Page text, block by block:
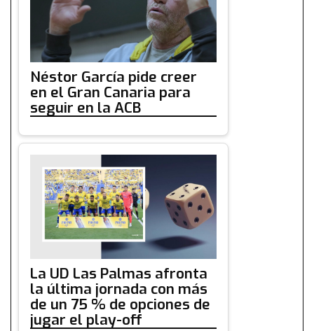
Néstor García pide creer
en el Gran Canaria para
seguir en la ACB
La UD Las Palmas afronta
la última jornada con más
de un 75 % de opciones de
jugar el play-off